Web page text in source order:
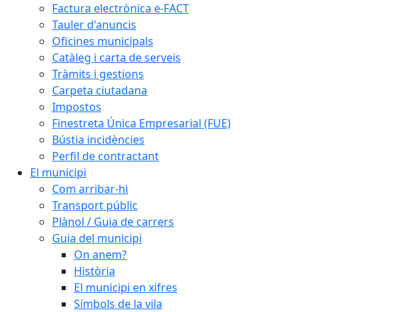
Factura electrònica e-FACT
Tauler d'anuncis
Oficines municipals
Catàleg i carta de serveis
Tràmits i gestions
Carpeta ciutadana
Impostos
Finestreta Única Empresarial (FUE)
Bústia incidències
Perfil de contractant
El municipi
Com arribar-hi
Transport públic
Plànol / Guia de carrers
Guia del municipi
On anem?
Història
El municipi en xifres
Símbols de la vila